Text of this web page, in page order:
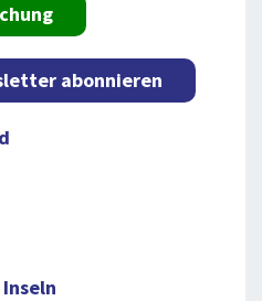
abonnieren